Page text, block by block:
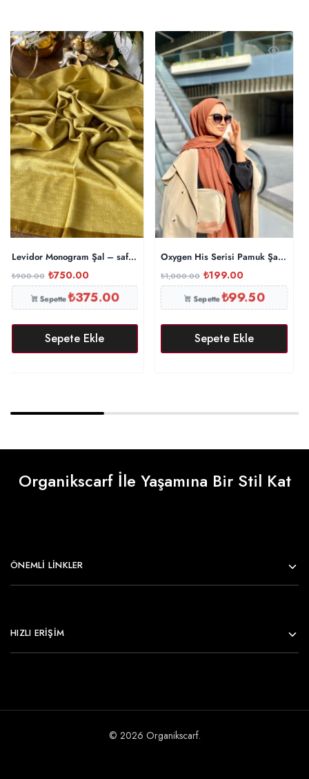
Levidor Monogram Şal – safran
₺900.00 ₺750.00
Sepette₺375.00
Sepete Ekle
Oxygen His Serisi Pamuk Şal –
₺1,000.00 ₺199.00
Sepette₺99.50
Sepete Ekle
Organikscarf İle Yaşamına Bir Stil Kat
ÖNEMLI LINKLER
HIZLI ERİŞİM
© 2026 Organikscarf.